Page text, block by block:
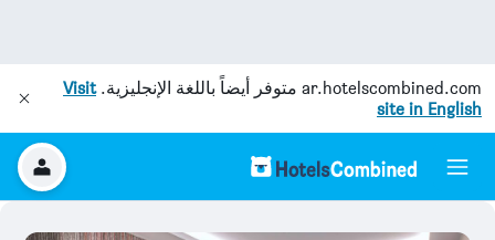
ar.hotelscombined.com متوفر أيضاً باللغة الإنجليزية.Visit
site in English